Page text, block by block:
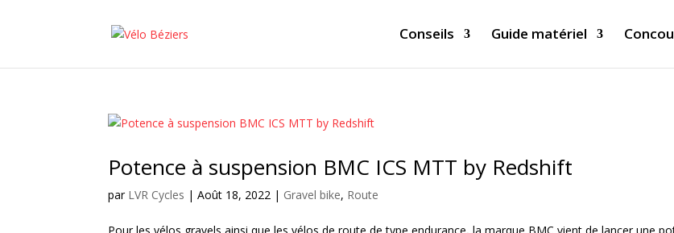
Conseils Guide matériel
Potence à suspension BMC ICS MTT by Redshift
par LVR Cycles |Août 18, 2022 | Gravel bike, Route